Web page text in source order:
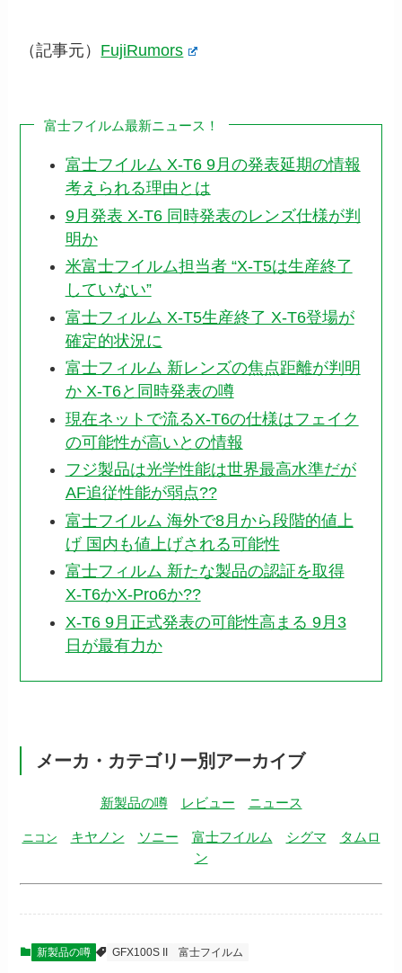
（記事元） FujiRumors
富士フイルム最新ニュース！
富士フイルム X-T6 9月の発表延期の情報
考えられる理由とは
9月発表 X-T6 同時発表のレンズ仕様が判
明か
米富士フイルム担当者 “X-T5は生産終了
していない”
富士フィルム X-T5生産終了 X-T6登場が
確定的状況に
富士フィルム 新レンズの焦点距離が判明
か X-T6と同時発表の噂
現在ネットで流るX-T6の仕様はフェイク
の可能性が高いとの情報
フジ製品は光学性能は世界最高水準だが
AF追従性能が弱点??
富士フイルム 海外で8月から段階的値上
げ 国内も値上げされる可能性
富士フィルム 新たな製品の認証を取得
X-T6かX-Pro6か??
X-T6 9月正式発表の可能性高まる 9月3
日が最有力か
メーカ・カテゴリー別アーカイブ
新製品の噂 レビュー ニュース
ニコン キヤノン ソニー 富士フイルム シグマ
タムロ
ン
新製品の噂 GFX100S II 富士フイルム